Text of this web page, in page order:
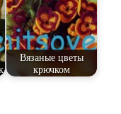
Вязаные цветы
крючком